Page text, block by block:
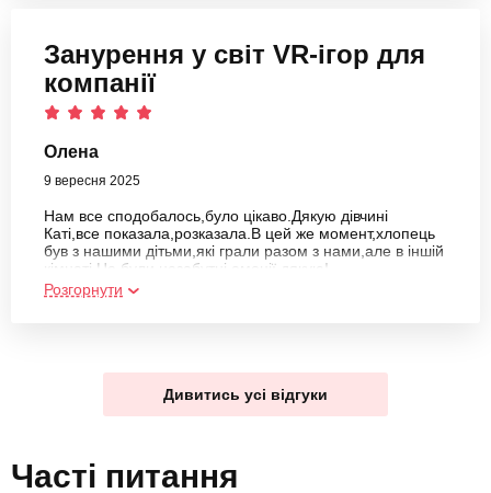
Занурення у світ VR-ігор для
компанії
Олена
9 вересня 2025
Нам все сподобалось,було цікаво.Дякую дівчині
Каті,все показала,розказала.В цей же момент,хлопець
був з нашими дітьми,які грали разом з нами,але в іншій
кімнаті.Це були незабутні емоції,дякую!
Розгорнути
Дивитись усі відгуки
Часті питання